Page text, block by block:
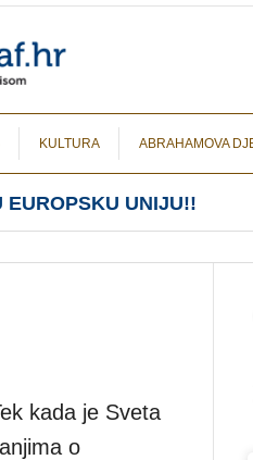
KULTURA ABRAHAMOVA
EUROPSKU UNIJU!!
kada je Sveta
o